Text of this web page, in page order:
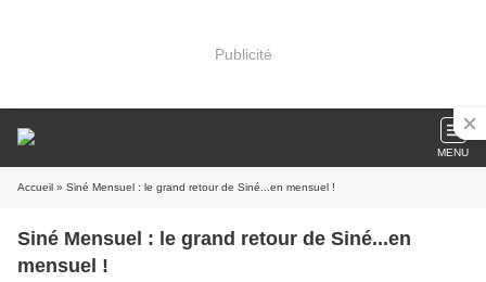
Publicité
MENU
Accueil » Siné Mensuel : le grand retour de Siné...en mensuel !
Siné Mensuel : le grand retour de Siné...en
mensuel !